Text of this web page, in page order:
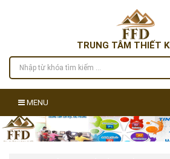
TRUNG TÂM THIẾT
MENU